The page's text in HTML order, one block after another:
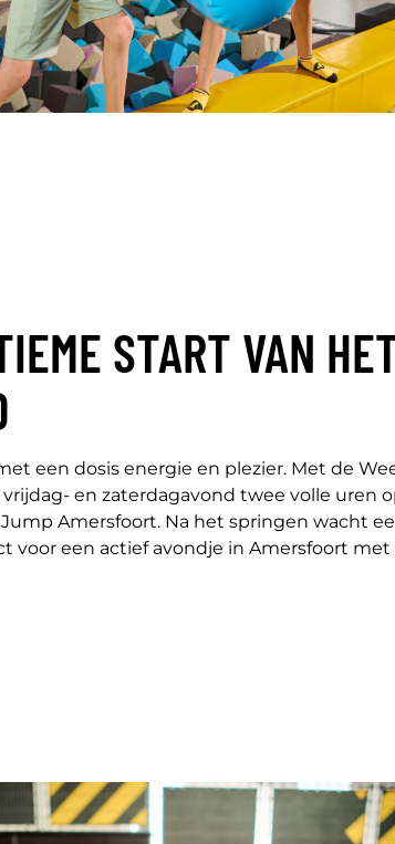
START VAN
een dosis energie en plezier. Met de
en zaterdagavond twee volle uren
Amersfoort. Na het springen wacht
voor een actief avondje in Amersfoort